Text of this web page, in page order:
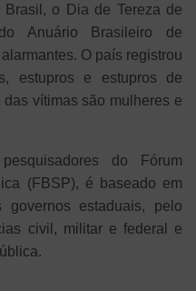
o Dia de Tereza de
Anuário Brasileiro de
O país registrou
estupros e estupros de
vítimas são mulheres e
do Fórum
(FBSP), é baseado em
governos estaduais, pelo
civil, militar e federal e